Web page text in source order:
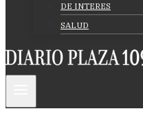
DE INTERES
SALUD